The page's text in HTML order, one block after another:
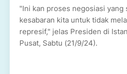
"Ini kan proses negosiasi yang
kesabaran kita untuk tidak
represif," jelas Presiden di
Pusat, Sabtu (21/9/24).